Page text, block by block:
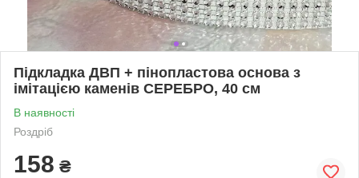
Підкладка ДВП + пінопластова основа з
імітацією каменів СЕРЕБРО, 40 см
В наявності
Роздріб
158 ₴